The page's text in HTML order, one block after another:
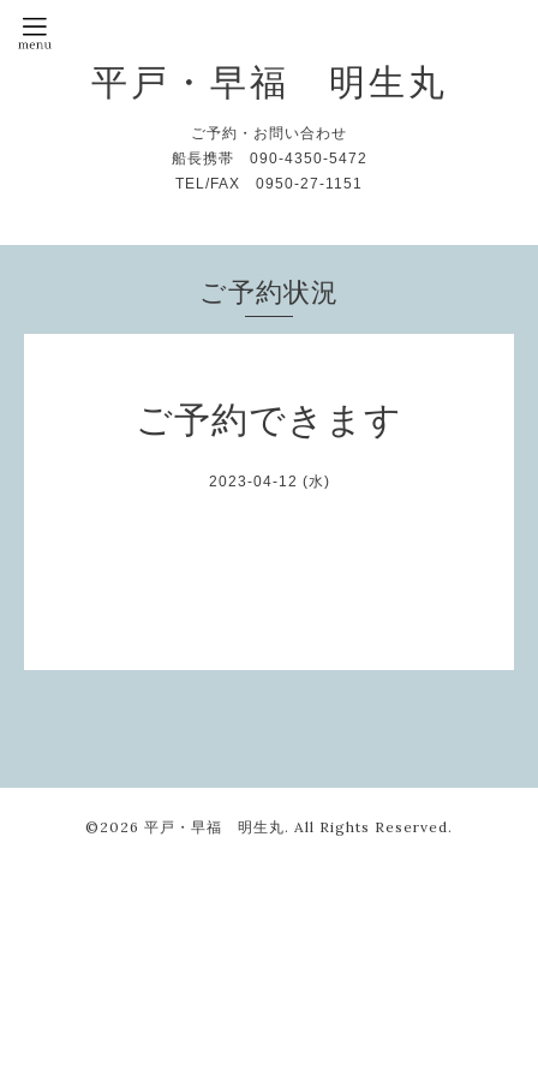
平戸・早福 明生丸
ご予約・お問い合わせ
船長携帯 090-4350-5472
TEL/FAX 0950-27-1151
ご予約状況
ご予約できます
2023-04-12 (水)
©2026 平戸・早福 明生丸. All Rights Reserved.